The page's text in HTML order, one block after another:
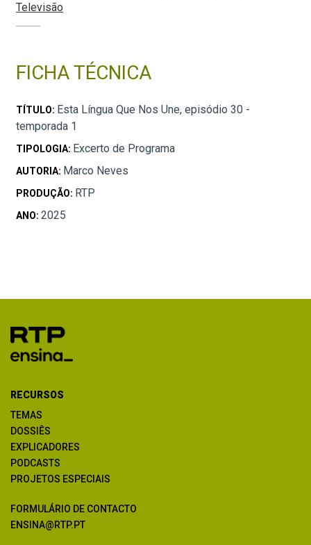
Televisão
FICHA TÉCNICA
TÍTULO: Esta Língua Que Nos Une, episódio 30 -
temporada 1
TIPOLOGIA: Excerto de Programa
AUTORIA: Marco Neves
PRODUÇÃO: RTP
ANO: 2025
RECURSOS
TEMAS
DOSSIÊS
EXPLICADORES
PODCASTS
PROJETOS ESPECIAIS
FORMULÁRIO DE CONTACTO
ENSINA@RTP.PT